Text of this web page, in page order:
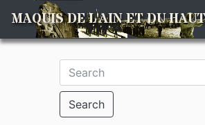
MAQUIS DE L'AIN ET DU
Search